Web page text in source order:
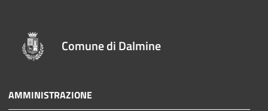
Comune di Dalmine
AMMINISTRAZIONE